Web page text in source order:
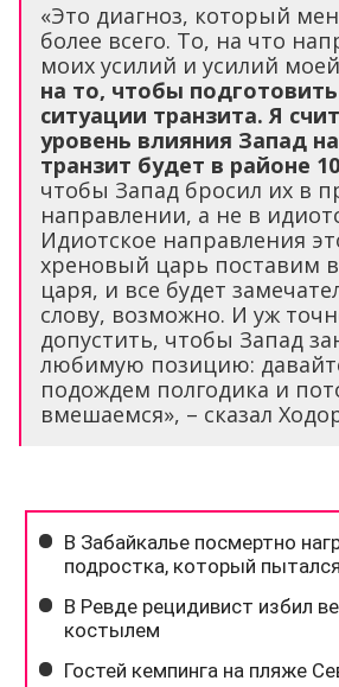
«Это диагноз, который
более всего. То, на что
моих усилий и усилий
на то, чтобы
ситуации транзита. Я
уровень влияния Запад
транзит будет в районе
чтобы Запад бросил их в
направлении, а не в
Идиотское направления
хреновый царь поставим
царя, и все будет
слову, возможно. И уж
допустить, чтобы Запад
любимую позицию:
подождем полгодика и
вмешаемся», – сказал